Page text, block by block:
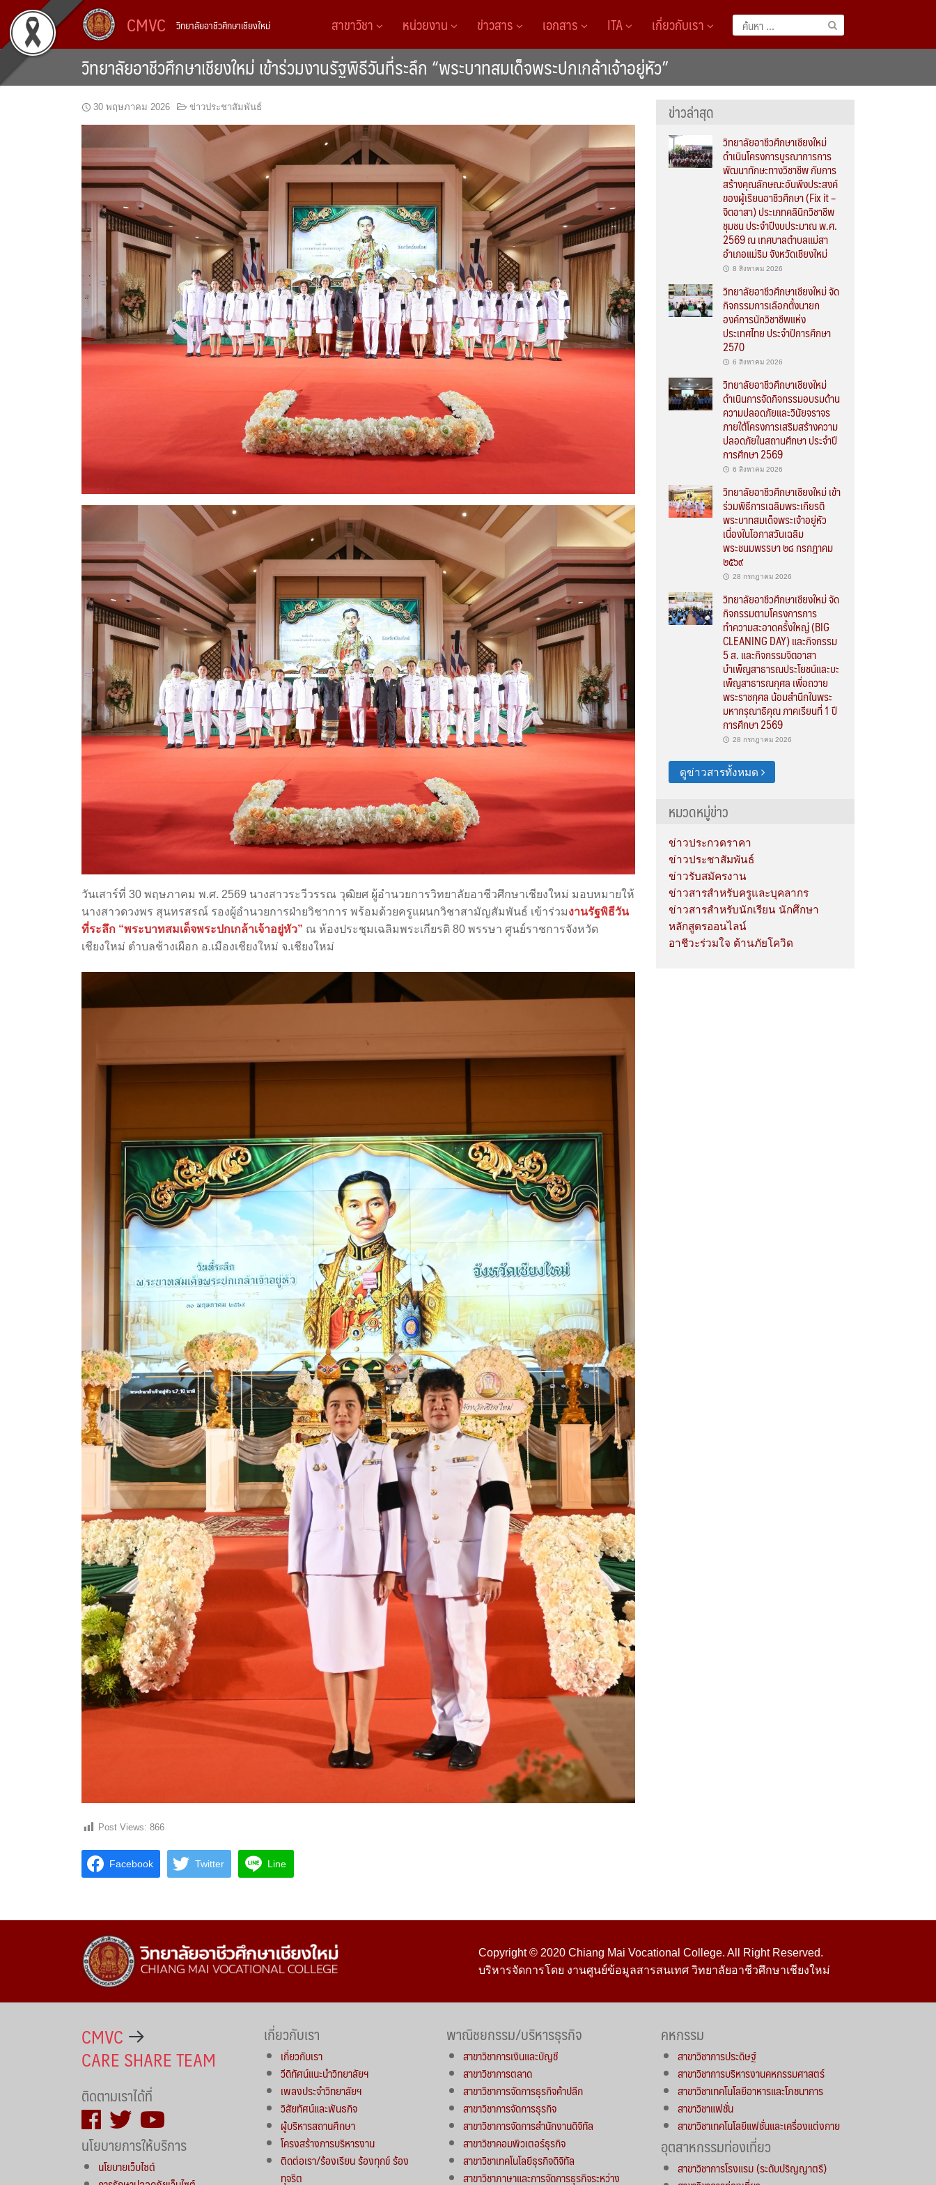
content
CMVC วิทยาลัยอาชีวศึกษาเชียงใหม่
ค้นหา
สำหรับ:
สาขาวิชา หน่วยงาน ข่าวสาร เอกสาร ITA เกี่ยวกับเรา
วิทยาลัยอาชีวศึกษาเชียงใหม่ เข้าร่วมงานรัฐพิธีวันที่ระลึก “พระบาทสมเด็จพระปกเกล้าเจ้าอยู่หัว”
30 พฤษภาคม 2026 ข่าวประชาสัมพันธ์
วันเสาร์ที่ 30 พฤษภาคม พ.ศ. 2569 นางสาวระวีวรรณ วุฒิยศ ผู้อำนวยการวิทยาลัยอาชีวศึกษาเชียงใหม่ มอบหมายให้
นางสาวดวงพร สุนทรสรณ์ รองผู้อำนวยการฝ่ายวิชาการ พร้อมด้วยครูแผนกวิชาสามัญสัมพันธ์ เข้าร่วมงานรัฐพิธีวัน
ที่ระลึก “พระบาทสมเด็จพระปกเกล้าเจ้าอยู่หัว” ณ ห้องประชุมเฉลิมพระเกียรติ 80 พรรษา ศูนย์ราชการจังหวัด
เชียงใหม่ ตำบลช้างเผือก อ.เมืองเชียงใหม่ จ.เชียงใหม่
Post Views: 866
Facebook Twitter Line
ข่าวล่าสุด
วิทยาลัยอาชีวศึกษาเชียงใหม่
ดำเนินโครงการบูรณาการการ
พัฒนาทักษะทางวิชาชีพ กับการ
สร้างคุณลักษณะอันพึงประสงค์
ของผู้เรียนอาชีวศึกษา (Fix it –
จิตอาสา) ประเภทคลินิกวิชาชีพ
ชุมชน ประจำปีงบประมาณ พ.ศ.
2569 ณ เทศบาลตำบลแม่สา
อำเภอแม่ริม จังหวัดเชียงใหม่
8 สิงหาคม 2026
วิทยาลัยอาชีวศึกษาเชียงใหม่ จัด
กิจกรรมการเลือกตั้งนายก
องค์การนักวิชาชีพแห่ง
ประเทศไทย ประจำปีการศึกษา
2570
6 สิงหาคม 2026
วิทยาลัยอาชีวศึกษาเชียงใหม่
ดำเนินการจัดกิจกรรมอบรมด้าน
ความปลอดภัยและวินัยจราจร
ภายใต้โครงการเสริมสร้างความ
ปลอดภัยในสถานศึกษา ประจำปี
การศึกษา 2569
6 สิงหาคม 2026
วิทยาลัยอาชีวศึกษาเชียงใหม่ เข้า
ร่วมพิธีการเฉลิมพระเกียรติ
พระบาทสมเด็จพระเจ้าอยู่หัว
เนื่องในโอกาสวันเฉลิม
พระชนมพรรษา ๒๘ กรกฎาคม
๒๕๖๙
28 กรกฎาคม 2026
วิทยาลัยอาชีวศึกษาเชียงใหม่ จัด
กิจกรรมตามโครงการการ
ทำความสะอาดครั้งใหญ่ (BIG
CLEANING DAY) และกิจกรรม
5 ส. และกิจกรรมจิตอาสา
บำเพ็ญสาธารณประโยชน์และบะ
เพ็ญสาธารณกุศล เพื่อถวาย
พระราชกุศล น้อมสำนึกในพระ
มหากรุณาธิคุณ ภาคเรียนที่ 1 ปี
การศึกษา 2569
28 กรกฎาคม 2026
ดูข่าวสารทั้งหมด
หมวดหมู่ข่าว
ข่าวประกวดราคา
ข่าวประชาสัมพันธ์
ข่าวรับสมัครงาน
ข่าวสารสำหรับครูและบุคลากร
ข่าวสารสำหรับนักเรียน นักศึกษา
หลักสูตรออนไลน์
อาชีวะร่วมใจ ต้านภัยโควิด
Copyright © 2020 Chiang Mai Vocational College. All Right Reserved.
บริหารจัดการโดย งานศูนย์ข้อมูลสารสนเทศ วิทยาลัยอาชีวศึกษาเชียงใหม่
CMVC
CARE SHARE TEAM
ติดตามเราได้ที่
นโยบายการให้บริการ
นโยบายเว็บไซต์
เกี่ยวกับเรา
เกี่ยวกับเรา
วีดิทัศน์แนะนำวิทยาลัยฯ
เพลงประจำวิทยาลัยฯ
วิสัยทัศน์และพันธกิจ
ผู้บริหารสถานศึกษา
โครงสร้างการบริหารงาน
ติดต่อเรา/ร้องเรียน ร้องทุกข์ ร้อง
ทุจริต
พาณิชยกรรม/บริหารธุรกิจ
สาขาวิชาการเงินและบัญชี
สาขาวิชาการตลาด
สาขาวิชาการจัดการธุรกิจค้าปลีก
สาขาวิชาการจัดการธุรกิจ
สาขาวิชาการจัดการสำนักงานดิจิทัล
สาขาวิชาคอมพิวเตอร์ธุรกิจ
สาขาวิชาเทคโนโลยีธุรกิจดิจิทัล
สาขาวิชาภาษาและการจัดการธุรกิจระหว่าง
คหกรรม
สาขาวิชาการประดิษฐ์
สาขาวิชาการบริหารงานคหกรรมศาสตร์
สาขาวิชาเทคโนโลยีอาหารและโภชนาการ
สาขาวิชาแฟชั่น
สาขาวิชาเทคโนโลยีแฟชั่นและเครื่องแต่งกาย
อุตสาหกรรมท่องเที่ยว
สาขาวิชาการโรงแรม (ระดับปริญญาตรี)